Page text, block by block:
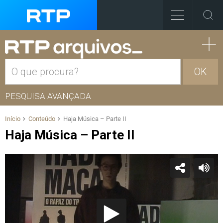
OK
PESQUISA AVANÇADA
Início Conteúdo Haja Música – Parte II
Haja Música – Parte II